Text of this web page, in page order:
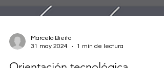
Marcelo Bieito